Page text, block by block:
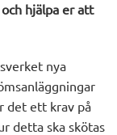
hjälpa er att
nya
det ett krav på
detta ska skötas